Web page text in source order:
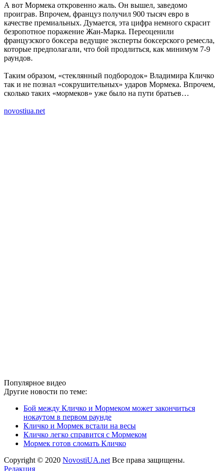
А вот Мормека откровенно жаль. Он вышел, заведомо
проиграв. Впрочем, француз получил 900 тысяч евро в
качестве премиальных. Думается, эта цифра немного скрасит
безропотное поражение Жан-Марка. Переоценили
французского боксера ведущие эксперты боксерского ремесла,
которые предполагали, что бой продлиться, как минимум 7-9
раундов.
Таким образом, «стеклянный подбородок» Владимира Кличко
так и не познал «сокрушительных» ударов Мормека. Впрочем,
сколько таких «мормеков» уже было на пути братьев…
novostiua.net
Популярное видео
Другие новости по теме:
Бой между Кличко и Мормеком может закончиться
нокаутом в первом раунде
Кличко и Мормек встали на весы
Кличко легко справится с Мормеком
Мормек готов сломать Кличко
Copyright © 2020 NovostiUA.net Все права защищены.
Редакция